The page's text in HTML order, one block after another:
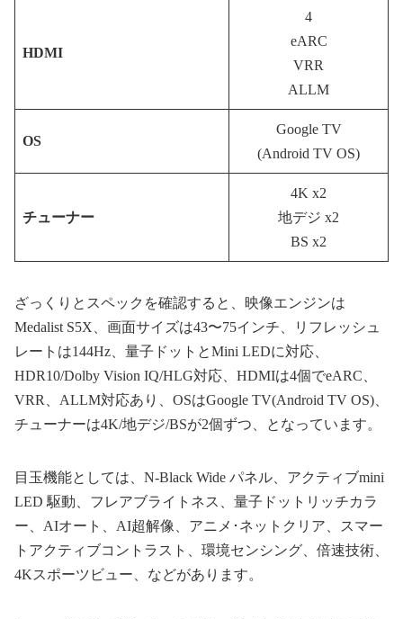
HDMI
4
eARC
VRR
ALLM
OS
Google TV
(Android TV OS)
チューナー
4K x2
地デジ x2
BS x2
ざっくりとスペックを確認すると、映像エンジンは
Medalist S5X、画面サイズは43〜75インチ、リフレッシュ
レートは144Hz、量子ドットとMini LEDに対応、
HDR10/Dolby Vision IQ/HLG対応、HDMIは4個でeARC、
VRR、ALLM対応あり、OSはGoogle TV(Android TV OS)、
チューナーは4K/地デジ/BSが2個ずつ、となっています。
目玉機能としては、N-Black Wide パネル、アクティブmini
LED 駆動、フレアブライトネス、量子ドットリッチカラ
ー、AIオート、AI超解像、アニメ･ネットクリア、スマー
トアクティブコントラスト、環境センシング、倍速技術、
4Kスポーツビュー、などがあります。